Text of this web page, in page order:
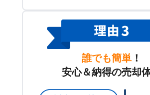
誰でも簡単 ！
安心＆納得の売却